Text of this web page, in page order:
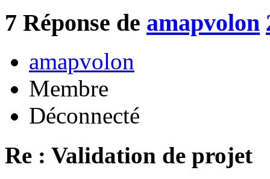
7 Réponse de amapvolon
amapvolon
Membre
Déconnecté
Re : Validation de projet